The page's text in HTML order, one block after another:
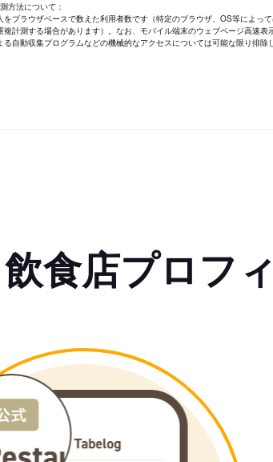
方法について：
をブラウザベースで数えた利用者数です（特定のブラウザ、OS等によっ
複計測する場合があります）。なお、モバイル端末のウェブページ高速表
る自動収集プログラムなどの機械的なアクセスについては可能な限り排除
飲食店プロフ